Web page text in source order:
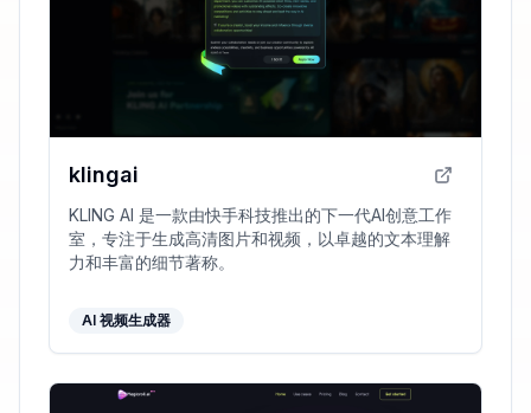
klingai
KLING AI 是一款由快手科技推出的下一代AI创意工作
室，专注于生成高清图片和视频，以卓越的文本理解
力和丰富的细节著称。
AI 视频生成器